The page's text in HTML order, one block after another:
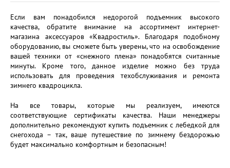
Если вам понадобился недорогой подъемник высокого
качества, обратите внимание на ассортимент интернет-
магазина аксессуаров «Квадростиль». Благодаря подобному
оборудованию, вы сможете быть уверены, что на освобождение
вашей техники от «снежного плена» понадобятся считанные
минуты. Кроме того, данное изделие можно без труда
использовать для проведения техобслуживания и ремонта
зимнего квадроцикла.
На все товары, которые мы реализуем, имеются
соответствующие сертификаты качества. Наши менеджеры
дополнительно рекомендуют купить подъемник с лебедкой для
снегохода – так, ваше путешествие по зимнему бездорожью
будет максимально комфортным и безопасным!